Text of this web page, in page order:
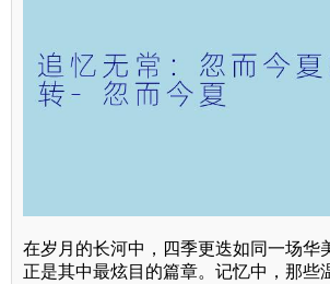
在岁月的长河中，四季更迭如同一场华
正是其中最炫目的篇章。记忆中，那些